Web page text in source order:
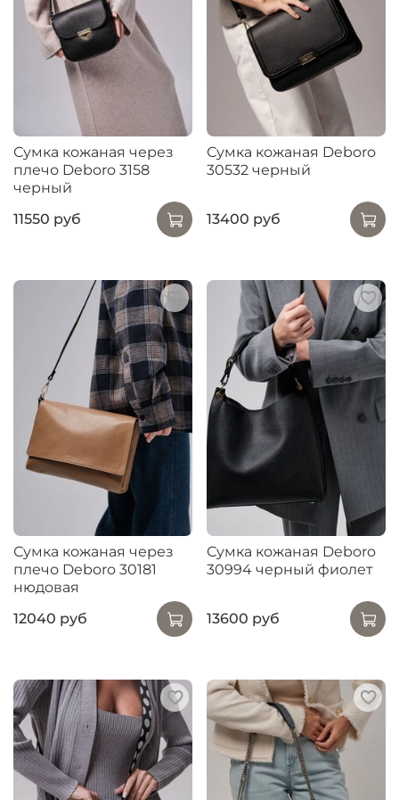
Сумка кожаная через
плечо Deboro 3158
черный
11550 руб
Сумка кожаная Deboro
30532 черный
13400 руб
Сумка кожаная через
плечо Deboro 30181
нюдовая
12040 руб
Сумка кожаная Deboro
30994 черный фиолет
13600 руб